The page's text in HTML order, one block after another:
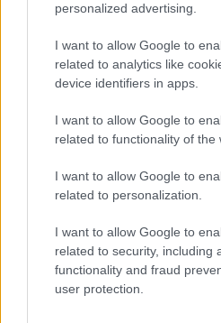
personalized advertising.
I want to allow Google to
related to analytics like
device identifiers in apps.
I want to allow Google to
related to functionality of the
I want to allow Google to
related to personalization.
I want to allow Google to
related to security, including
functionality and fraud
user protection.
elindította a